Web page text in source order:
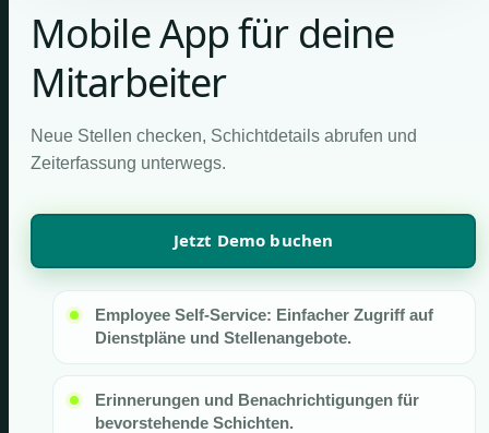
Mobile App für deine
Mitarbeiter
Neue Stellen checken, Schichtdetails abrufen und
Zeiterfassung unterwegs.
Jetzt Demo buchen
Employee Self-Service: Einfacher Zugriff auf
Dienstpläne und Stellenangebote.
Erinnerungen und Benachrichtigungen für
bevorstehende Schichten.